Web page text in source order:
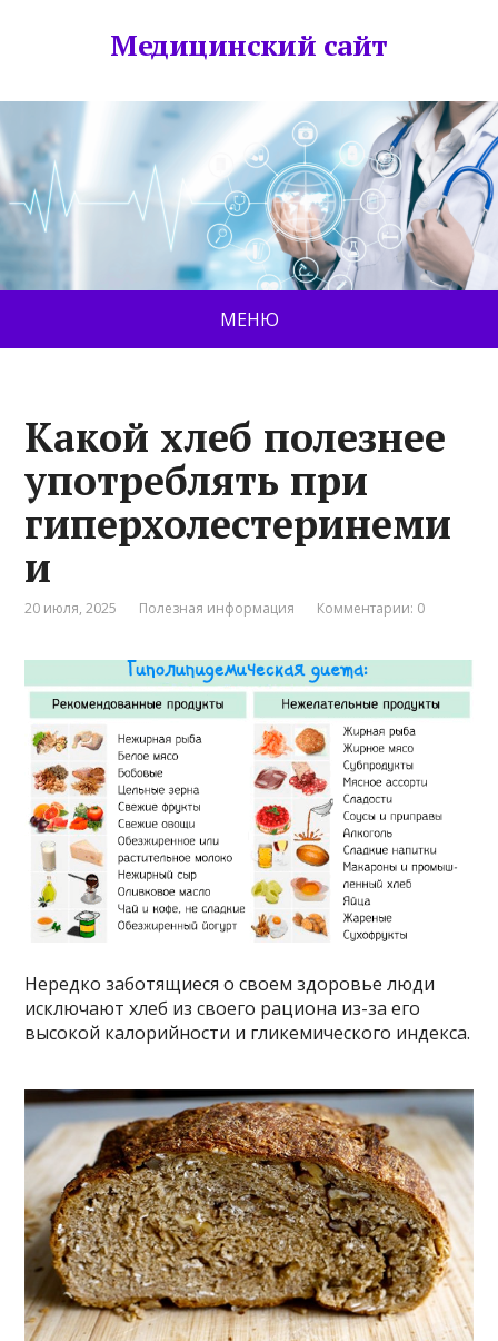
Медицинский сайт
МЕНЮ
Какой хлеб полезнее
употреблять при
гиперхолестеринеми
и
20 июля, 2025 Полезная информация Комментарии: 0
Нередко заботящиеся о своем здоровье люди
исключают хлеб из своего рациона из-за его
высокой калорийности и гликемического индекса.